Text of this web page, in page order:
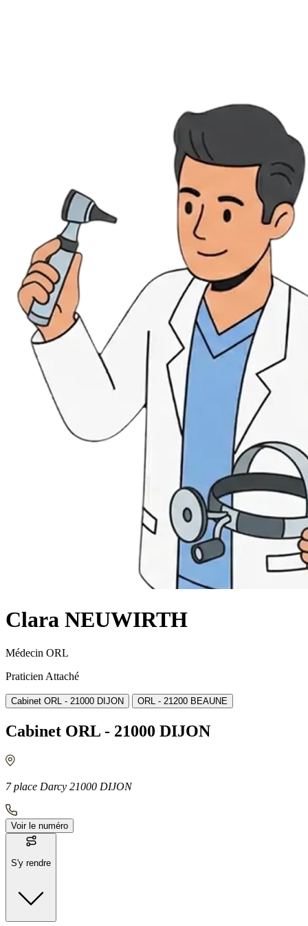
Clara NEUWIRTH
Médecin ORL
Praticien Attaché
Cabinet ORL - 21000 DIJON ORL - 21200 BEAUNE
Cabinet ORL - 21000 DIJON
7 place Darcy 21000 DIJON
Voir le numéro
S'y rendre